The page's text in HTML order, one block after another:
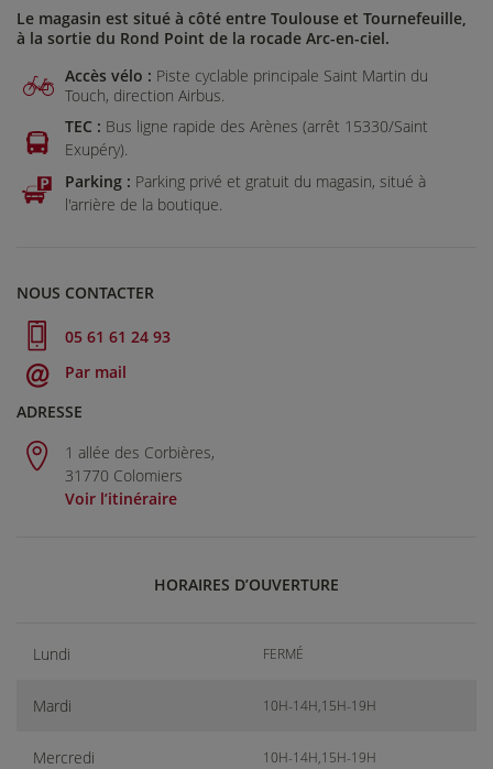
Le magasin est situé à côté entre Toulouse et Tournefeuille,
à la sortie du Rond Point de la rocade Arc-en-ciel.
Accès vélo : Piste cyclable principale Saint Martin du
Touch, direction Airbus.
TEC : Bus ligne rapide des Arènes (arrêt 15330/Saint
Exupéry).
Parking : Parking privé et gratuit du magasin, situé à
l'arrière de la boutique.
NOUS CONTACTER
05 61 61 24 93
Par mail
ADRESSE
1 allée des Corbières,
31770 Colomiers
Voir l’itinéraire
HORAIRES D’OUVERTURE
Lundi FERMÉ
Mardi 10H-14H,15H-19H
Mercredi 10H-14H,15H-19H